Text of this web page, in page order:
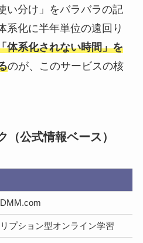
い分け」をバラバラの記
系化に半年単位の遠回り
体系化されない時間」を
のが、このサービスの核
（公式情報ベース）
プション型オンライン学習